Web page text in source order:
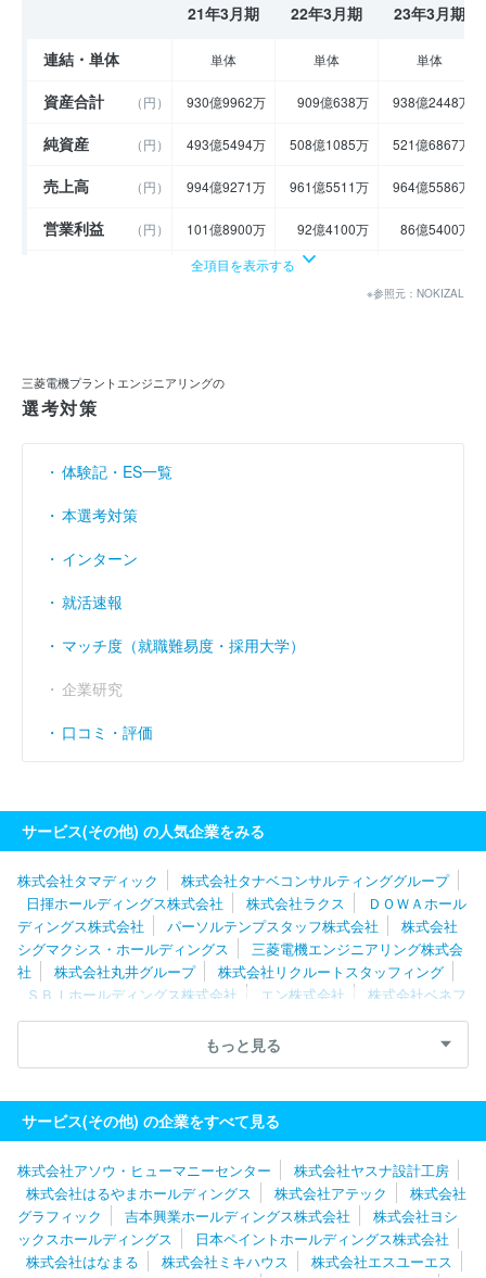
21年3月期 22年3月期 23年3月期
連結・単体 単体 単体 単体
資産合計 （円） 930億9962万 909億638万 938億2448万
純資産 （円） 493億5494万 508億1085万 521億6867万
売上高 （円） 994億9271万 961億5511万 964億5586万
営業利益 （円） 101億8900万 92億4100万 86億5400万
103億4253万
売上伸び率
営業利益率 （％） 10.24 9.61 8.97
経常利益率 （％）
全項目を表示する
※参照元：NOKIZAL
三菱電機プラントエンジニアリングの
選考対策
体験記・ES一覧
本選考対策
インターン
就活速報
マッチ度（就職難易度・採用大学）
企業研究
口コミ・評価
サービス(その他) の人気企業をみる
株式会社タマディック
株式会社タナベコンサルティンググループ
日揮ホールディングス株式会社
株式会社ラクス
ＤＯＷＡホール
ディングス株式会社
パーソルテンプスタッフ株式会社
株式会社
シグマクシス・ホールディングス
三菱電機エンジニアリング株式会
社
株式会社丸井グループ
株式会社リクルートスタッフィング
ＳＢＩホールディングス株式会社
エン株式会社
株式会社ベネフ
ィット・ワン
株式会社レイヤーズ・コンサルティング
株式会社
ディップ株式会社 株式会社構造計画研究所
三菱ケミ
カルシステム株式会社
ム株式会社
ＧＭＯペイメントゲートウェイ株式会社
グリーホー
ルディングス株式会社
株式会社ネオキャリア
社ベルパーク
株式会社ジェイエイシーリクルートメント
もっと見る
サービス(その他) の企業をすべて見る
株式会社アソウ・ヒューマニーセンター
株式会社ヤスナ設計工房
株式会社はるやまホールディングス
株式会社アテック
株式会社
グラフィック
吉本興業ホールディングス株式会社
株式会社ヨシ
ックスホールディングス
日本ペイントホールディングス株式会社
株式会社はなまる
株式会社ミキハウス
株式会社エスユーエス